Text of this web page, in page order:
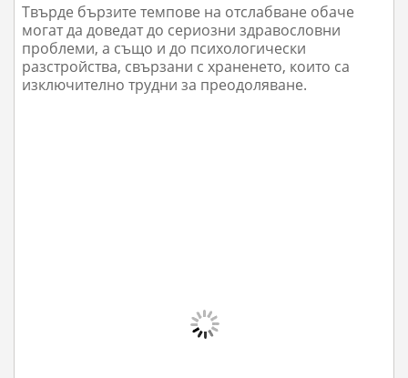
Твърде бързите темпове на отслабване обаче
могат да доведат до сериозни здравословни
проблеми, а също и до психологически
разстройства, свързани с храненето, които са
изключително трудни за преодоляване.